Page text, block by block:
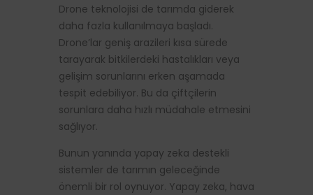
Drone teknolojisi de tarımda giderek
daha fazla kullanılmaya başladı.
Drone’lar geniş arazileri kısa sürede
tarayarak bitkilerdeki hastalıkları veya
gelişim sorunlarını erken aşamada
tespit edebiliyor. Bu da çiftçilerin
sorunlara daha hızlı müdahale etmesini
sağlıyor.
Bunun yanında yapay zeka destekli
sistemler de tarımın geleceğinde
önemli bir rol oynuyor. Yapay zeka, hava